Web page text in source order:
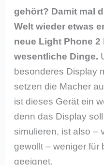
gehört? Damit mal
Welt wieder etwas
neue Light Phone
wesentliche Dinge.
besonderes Display
setzen die Macher
ist dieses Gerät ein
denn das Display
simulieren, ist also –
gewollt – weniger für
geeignet.